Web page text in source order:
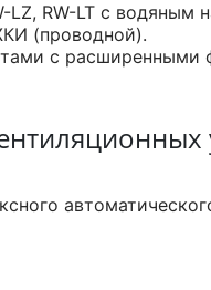
RW-LT с водяным
(проводной).
с расширенными